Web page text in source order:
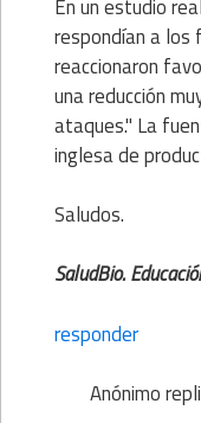
En un estudio
respondían a los
reaccionaron
una reducción
ataques." La
inglesa de
Saludos.
SaludBio.
responder
Anónimo